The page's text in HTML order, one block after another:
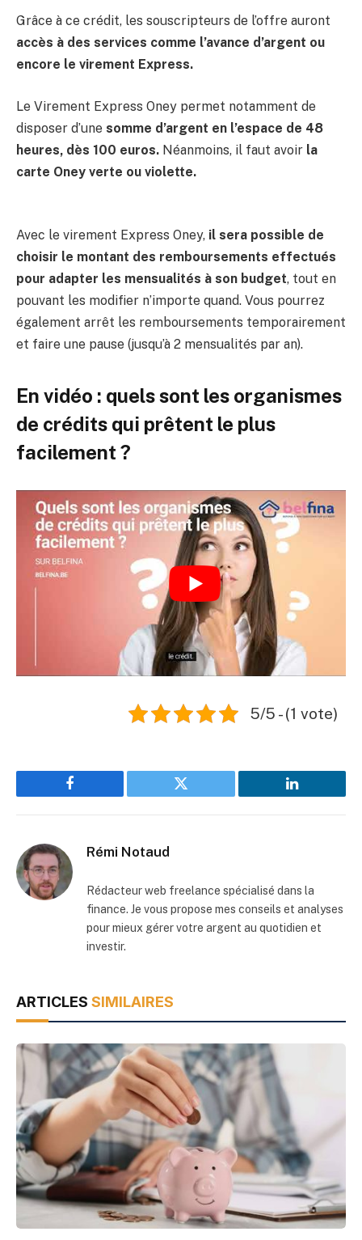
Grâce à ce crédit, les souscripteurs de l’offre auront
accès à des services comme l’avance d’argent ou
encore le virement Express.
Le Virement Express Oney permet notamment de
disposer d’une somme d’argent en l’espace de 48
heures, dès 100 euros. Néanmoins, il faut avoir la
carte Oney verte ou violette.
Avec le virement Express Oney, il sera possible de
choisir le montant des remboursements effectués
pour adapter les mensualités à son budget, tout en
pouvant les modifier n’importe quand. Vous pourrez
également arrêt les remboursements temporairement
et faire une pause (jusqu’à 2 mensualités par an).
En vidéo : quels sont les organismes
de crédits qui prêtent le plus
facilement ?
5/5 - (1 vote)
Facebook Twitter LinkedIn
Rémi Notaud
Rédacteur web freelance spécialisé dans la
finance. Je vous propose mes conseils et analyses
pour mieux gérer votre argent au quotidien et
investir.
ARTICLES SIMILAIRES